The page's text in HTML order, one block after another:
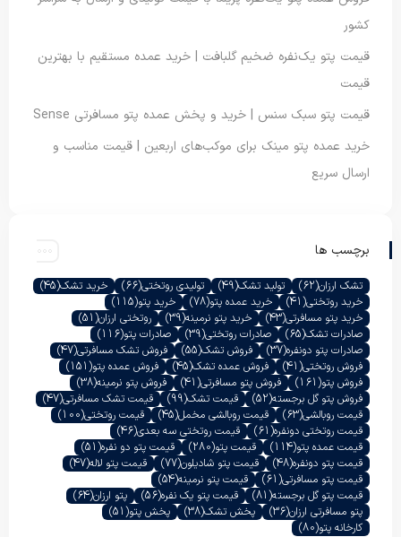
کشور
قیمت پتو یک‌نفره ضخیم گلبافت | خرید عمده مستقیم با بهترین
قیمت
قیمت پتو سبک سنس | خرید و پخش عمده پتو مسافرتی Sense
خرید عمده پتو مینک برای موکب‌های اربعین | قیمت مناسب و
ارسال سریع
برچسب ها
تشک ارزان(62) تولید تشک(49) تولیدی روتختی(66) خرید تشک(45)
خرید روتختی(41) خرید عمده پتو(78) خرید پتو(115)
خرید پتو مسافرتی(43) خرید پتو نرمینه(39) روتختی ارزان(51)
صادرات تشک(65) صادرات روتختی(39) صادرات پتو(116)
صادرات پتو دونفره(37) فروش تشک(55) فروش تشک مسافرتی(47)
فروش روتختی(41) فروش عمده تشک(45) فروش عمده پتو(151)
فروش پتو(161) فروش پتو مسافرتی(41) فروش پتو نرمینه(38)
فروش پتو گل برجسته(52) قیمت تشک(99) قیمت تشک مسافرتی(47)
قیمت روبالشی(63) قیمت روبالشی مخمل(45) قیمت روتختی(100)
قیمت روتختی دونفره(61) قیمت روتختی سه بعدی(46)
قیمت عمده پتو(114) قیمت پتو(280) قیمت پتو دو نفره(51)
قیمت پتو دونفره(48) قیمت پتو شادیلون(77) قیمت پتو لاله(47)
قیمت پتو مسافرتی(61) قیمت پتو نرمینه(54)
قیمت پتو گل برجسته(81) قیمت پتو یک نفره(56) پتو ارزان(64)
پتو مسافرتی ارزان(36) پخش تشک(38) پخش پتو(51)
کارخانه پتو(80)